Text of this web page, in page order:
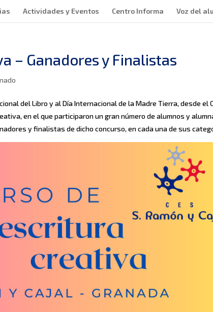
Actividades y Eventos Centro Informa Voz del
– Ganadores y Finalistas
del Libro y al Día Internacional de la Madre Tierra, desde el
en el que participaron un gran número de alumnos y
y finalistas de dicho concurso, en cada una de sus